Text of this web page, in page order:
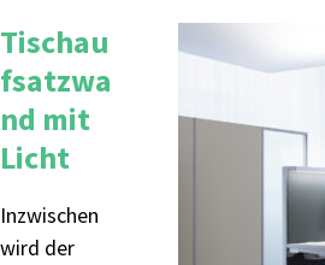
Tischau
fsatzwa
nd mit
Licht
Inzwischen
wird der